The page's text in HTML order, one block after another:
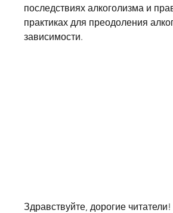
последствиях алкоголизма и
практиках для преодоления
зависимости.
Здравствуйте, дорогие